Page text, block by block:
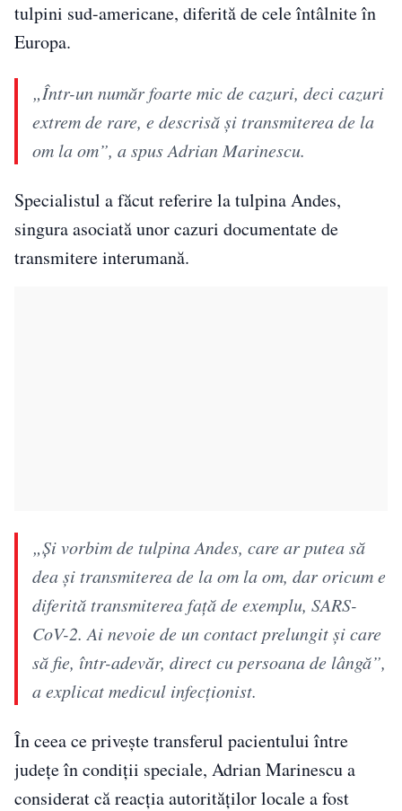
tulpini sud-americane, diferită de cele întâlnite în
Europa.
„Într-un număr foarte mic de cazuri, deci cazuri
extrem de rare, e descrisă și transmiterea de la
om la om”, a spus Adrian Marinescu.
Specialistul a făcut referire la tulpina Andes,
singura asociată unor cazuri documentate de
transmitere interumană.
„Și vorbim de tulpina Andes, care ar putea să
dea și transmiterea de la om la om, dar oricum e
diferită transmiterea față de exemplu, SARS-
CoV-2. Ai nevoie de un contact prelungit și care
să fie, într-adevăr, direct cu persoana de lângă”,
a explicat medicul infecționist.
În ceea ce privește transferul pacientului între
județe în condiții speciale, Adrian Marinescu a
considerat că reacția autorităților locale a fost